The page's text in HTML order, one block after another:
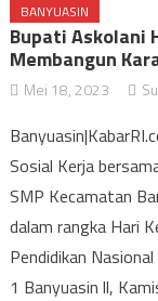
BANYUASIN
Bupati Askolani
Membangun
Mei 18, 2023
Sosial Kerja
SMP Kecamatan
dalam rangka Hari
Pendidikan
1 Banyuasin ll,